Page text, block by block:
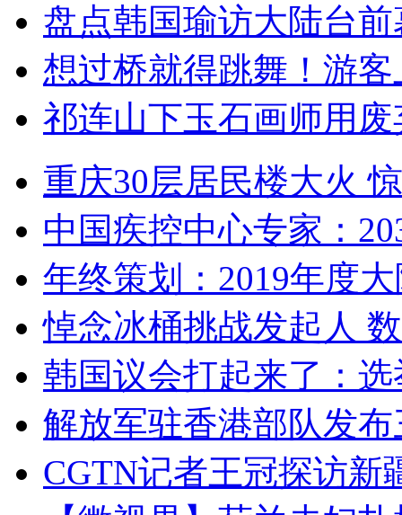
盘点韩国瑜访大陆台
想过桥就得跳舞！游客
祁连山下玉石画师用
重庆30层居民楼大火
中国疾控中心专家：
年终策划：2019年度
悼念冰桶挑战发起人
韩国议会打起来了：
解放军驻香港部队发
CGTN记者王冠探访新